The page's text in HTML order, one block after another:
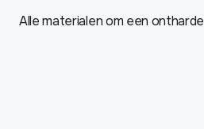
Alle materialen om een